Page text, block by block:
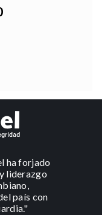
ha forjado
liderazgo
país con